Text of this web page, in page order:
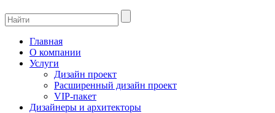
Главная
О компании
Услуги
Дизайн проект
Расширенный дизайн проект
VIP-пакет
Дизайнеры и архитекторы